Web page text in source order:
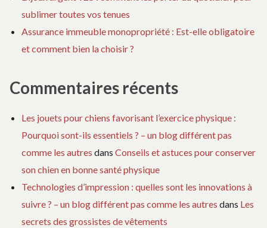
sublimer toutes vos tenues
Assurance immeuble monopropriété : Est-elle obligatoire
et comment bien la choisir ?
Commentaires récents
Les jouets pour chiens favorisant l’exercice physique :
Pourquoi sont-ils essentiels ? – un blog différent pas
comme les autres dans Conseils et astuces pour conserver
son chien en bonne santé physique
Technologies d’impression : quelles sont les innovations à
suivre ? – un blog différent pas comme les autres dans Les
secrets des grossistes de vêtements